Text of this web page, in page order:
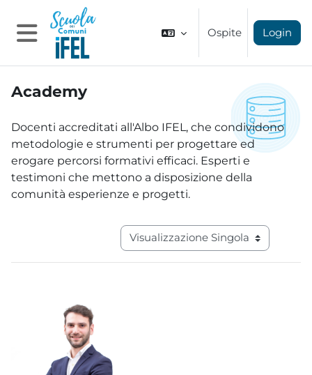
Vai al contenuto principale
Pannello laterale
Ospite Login
Academy
Docenti accreditati all'Albo IFEL, che condividono
metodologie e strumenti per progettare ed
erogare percorsi formativi efficaci. Esperti e
testimoni che mettono a disposizione della
comunità esperienze e progetti.
Navigazione terziaria modalità